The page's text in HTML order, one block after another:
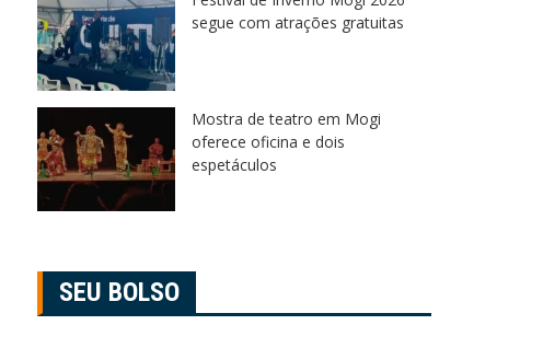
segue com atrações gratuitas
Mostra de teatro em Mogi
oferece oficina e dois
espetáculos
SEU BOLSO